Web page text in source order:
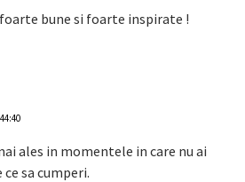
bune si foarte inspirate !
ales in momentele in care nu ai
sa cumperi.